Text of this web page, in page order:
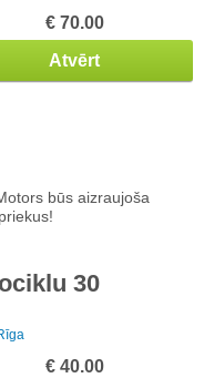
€ 70.00
Atvērt
būs aizraujoša
30
€ 40.00